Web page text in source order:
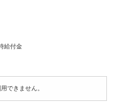
給付金
できません。